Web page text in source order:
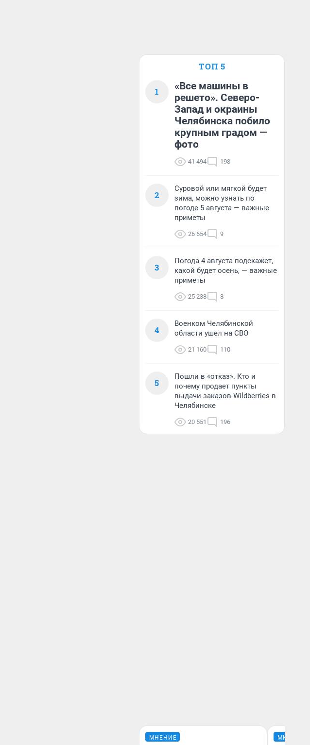
ТОП 5
1
«Все машины в
решето». Северо-
Запад и окраины
Челябинска побило
крупным градом —
фото
41 494 198
2
Суровой или мягкой будет
зима, можно узнать по
погоде 5 августа — важные
приметы
26 654 9
3
Погода 4 августа подскажет,
какой будет осень, — важные
приметы
25 238 8
4
Военком Челябинской
области ушел на СВО
21 160 110
5
Пошли в «отказ». Кто и
почему продает пункты
выдачи заказов Wildberries в
Челябинске
20 551 196
МНЕНИЕ МНЕНИЕ